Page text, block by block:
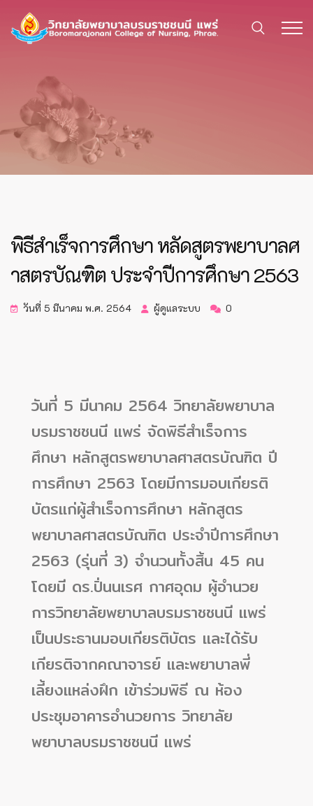
พิธีสำเร็จการศึกษา หลัดสูตรพยาบาลศ
าสตรบัณฑิต ประจำปีการศึกษา 2563
วันที่ 5 มีนาคม พ.ศ. 2564 ผู้ดูแลระบบ 0
วันที่ 5 มีนาคม 2564 วิทยาลัยพยาบาล
บรมราชชนนี แพร่ จัดพิธีสำเร็จการ
ศึกษา หลักสูตรพยาบาลศาสตรบัณฑิต ปี
การศึกษา 2563 โดยมีการมอบเกียรติ
บัตรแก่ผู้สำเร็จการศึกษา หลักสูตร
พยาบาลศาสตรบัณฑิต ประจำปีการศึกษา
2563 (รุ่นที่ 3) จำนวนทั้งสิ้น 45 คน
โดยมี ดร.ปิ่นนเรศ กาศอุดม ผู้อำนวย
การวิทยาลัยพยาบาลบรมราชชนนี แพร่
เป็นประธานมอบเกียรติบัตร และได้รับ
เกียรติจากคณาจารย์ และพยาบาลพี่
เลี้ยงแหล่งฝึก เข้าร่วมพิธี ณ ห้อง
ประชุมอาคารอำนวยการ วิทยาลัย
พยาบาลบรมราชชนนี แพร่